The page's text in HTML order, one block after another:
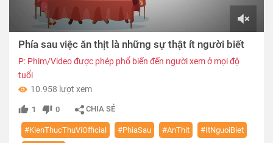
Phía sau việc ăn thịt là những sự thật ít người biết
P: Phim/Video được phép phổ biến đến người xem ở mọi độ
tuổi
10.958 lượt xem
1 0 CHIA SẺ
#KienThucThuViOfficial #PhiaSau #AnThit #ItNguoiBiet